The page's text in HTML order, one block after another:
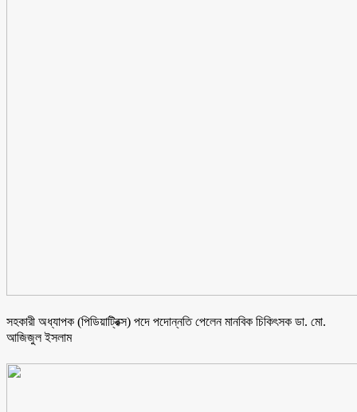
সহকারী অধ্যাপক (পিডিয়াট্রিক্স) পদে পদোন্নতি পেলেন মানবিক চিকিৎসক ডা. মো.
আজিজুল ইসলাম